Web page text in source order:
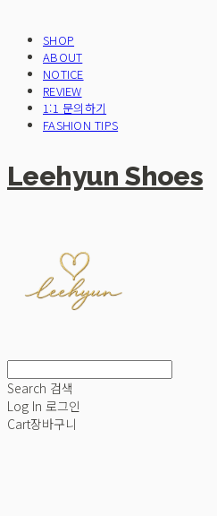
SHOP
ABOUT
NOTICE
REVIEW
1:1 문의하기
FASHION TIPS
Leehyun Shoes
Search 검색
Log In 로그인
Cart장바구니